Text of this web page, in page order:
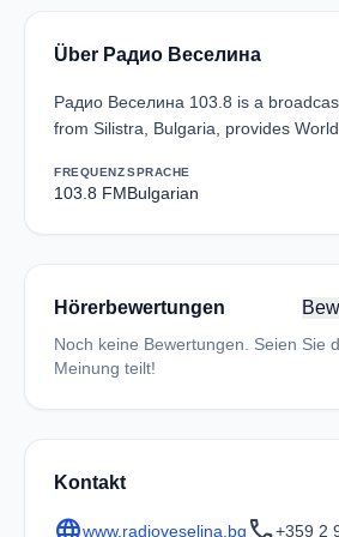
Über Радио Веселина
Радио Веселина 103.8 is a
from Silistra, Bulgaria, provides World
FREQUENZ
103.8 FM
SPRACHE
Bulgarian
Hörerbewertungen
Noch keine Bewertungen. Seien Sie
Meinung teilt!
Kontakt
www.radioveselina.bg +359 2